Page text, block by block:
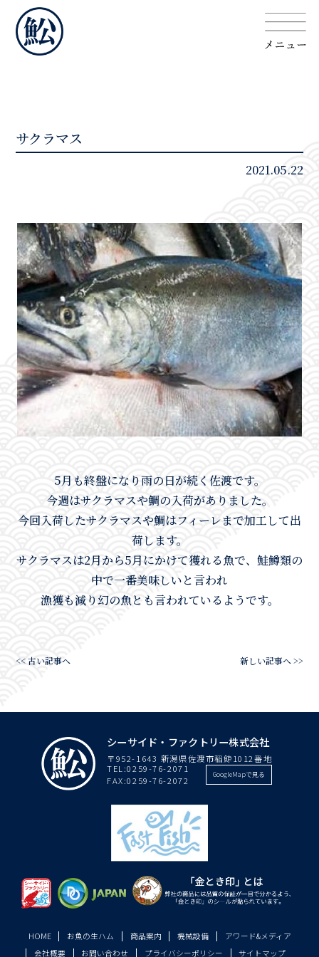
サクラマス
2021.05.22
5月も終盤になり雨の日が続く佐渡です。
今週はサクラマスや鯛の入荷がありました。
今回入荷したサクラマスや鯛はフィーレまで加工して出
荷します。
サクラマスは2月から5月にかけて獲れる魚で、鮭鱒類の
中で一番美味しいと言われ
漁獲も減り幻の魚とも言われているようです。
<< 古い記事へ 新しい記事へ >>
シーサイド・ファクトリー株式会社
〒952-1643 新潟県佐渡市稲鯨1012番地
TEL:0259-76-2071
FAX:0259-76-2072
GoogleMapで見る
HOME お魚の生ハム 商品案内 機械設備
アワード&メディア
会社概要
お問い合わせ プライバシーポリシー サイトマップ